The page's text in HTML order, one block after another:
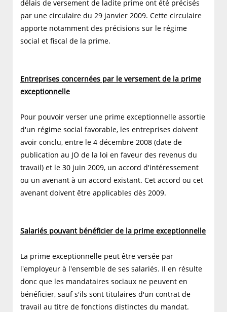
délais de versement de ladite prime ont été précisés
par une circulaire du 29 janvier 2009. Cette circulaire
apporte notamment des précisions sur le régime
social et fiscal de la prime.
Entreprises concernées par le versement de la prime
exceptionnelle
Pour pouvoir verser une prime exceptionnelle assortie
d'un régime social favorable, les entreprises doivent
avoir conclu, entre le 4 décembre 2008 (date de
publication au JO de la loi en faveur des revenus du
travail) et le 30 juin 2009, un accord d'intéressement
ou un avenant à un accord existant. Cet accord ou cet
avenant doivent être applicables dès 2009.
Salariés pouvant bénéficier de la prime exceptionnelle
La prime exceptionnelle peut être versée par
l'employeur à l'ensemble de ses salariés. Il en résulte
donc que les mandataires sociaux ne peuvent en
bénéficier, sauf s'ils sont titulaires d'un contrat de
travail au titre de fonctions distinctes du mandat.